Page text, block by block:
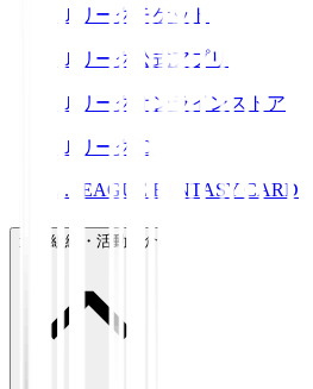
Ｊリーグチケット
Ｊリーグ公式アプリ
Ｊリーグオンラインストア
ＪリーグID
J.LEAGUE FANTASY CARD
運営組織・活動紹介